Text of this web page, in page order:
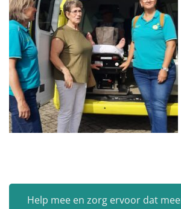
Help mee en zorg ervoor dat